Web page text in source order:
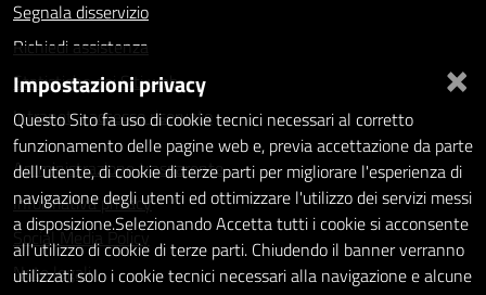
Segnala disservizio
Richiedi assistenza
Statistiche dei Siti web
Intranet - accesso riservato
Amministrazione trasparente
Informativa privacy
Social Media Policy
Note legali
×
Impostazioni privacy
Questo Sito fa uso di cookie tecnici necessari al corretto
funzionamento delle pagine web e, previa accettazione da parte
dell'utente, di cookie di terze parti per migliorare l'esperienza di
navigazione degli utenti ed ottimizzare l'utilizzo dei servizi messi
a disposizione.Selezionando Accetta tutti i cookie si acconsente
all'utilizzo di cookie di terze parti. Chiudendo il banner verranno
utilizzati solo i cookie tecnici necessari alla navigazione e alcune